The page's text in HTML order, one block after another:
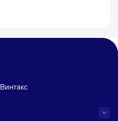
Винтакс